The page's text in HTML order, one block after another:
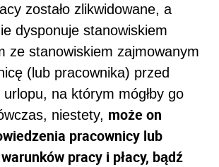
zostało zlikwidowane, a
dysponuje stanowiskiem
ze stanowiskiem zajmowanym
(lub pracownika) przed
na którym mógłby go
niestety, może on
pracownicy lub
pracy i płacy, bądź